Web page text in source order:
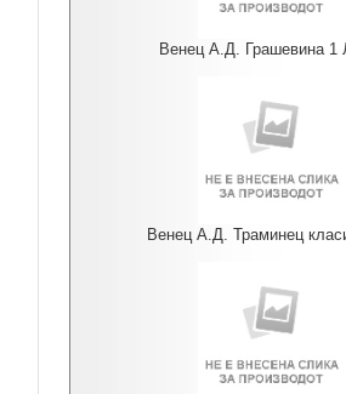
Венец А.Д. Грашевина 1
Венец А.Д. Траминец